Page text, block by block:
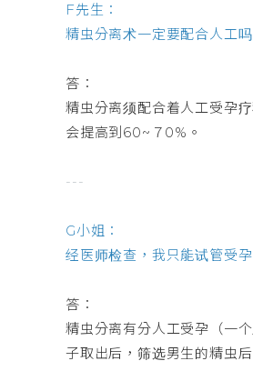
F先生：
精虫分离术一定要配合人工
答：
精虫分离须配合着人工受孕
会提高到60~７0%。
---
G小姐：
经医师检查，我只能试管受
答：
精虫分离有分人工受孕（一
子取出后，筛选男生的精虫